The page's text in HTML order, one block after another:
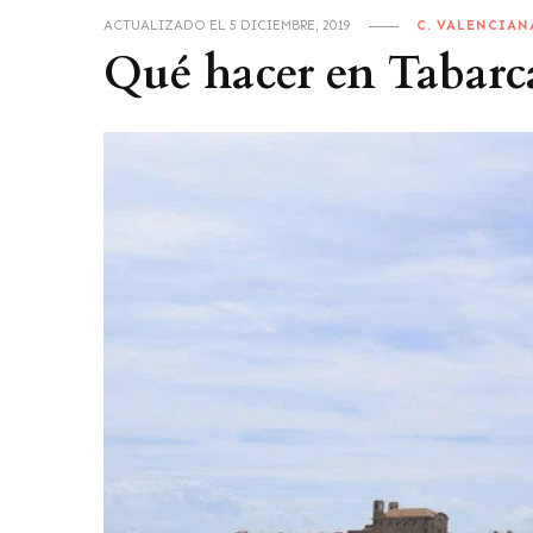
ACTUALIZADO EL 5 DICIEMBRE, 2019 C.
Qué hacer en